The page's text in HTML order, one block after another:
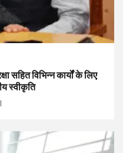
सहित विभिन्न कार्यों के लिए
स्वीकृति